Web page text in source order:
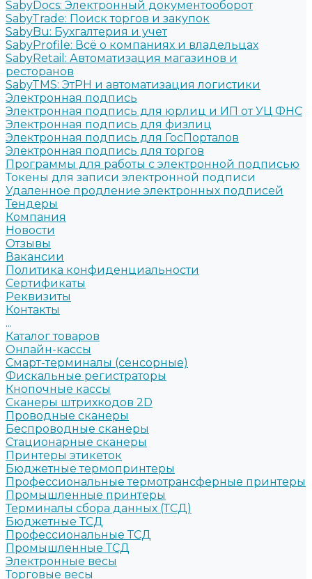
SabyDocs: Электронный документооборот
SabyTrade: Поиск торгов и закупок
SabyBu: Бухгалтерия и учет
SabyProfile: Всё о компаниях и владельцах
SabyRetail: Автоматизация магазинов и
ресторанов
SabyTMS: ЭтРН и автоматизация логистики
Электронная подпись
Электронная подпись для юрлиц и ИП от УЦ ФНС
Электронная подпись для физлиц
Электронная подпись для ГосПорталов
Электронная подпись для торгов
Программы для работы с электронной подписью
Токены для записи электронной подписи
Удаленное продление электронных подписей
Тендеры
Компания
Новости
Отзывы
Вакансии
Политика конфиденциальности
Сертификаты
Реквизиты
Контакты
...
Каталог товаров
Онлайн-кассы
Смарт-терминалы (сенсорные)
Фискальные регистраторы
Кнопочные кассы
Сканеры штрихкодов 2D
Проводные сканеры
Беспроводные сканеры
Стационарные сканеры
Принтеры этикеток
Бюджетные термопринтеры
Профессиональные термотрансферные принтеры
Промышленные принтеры
Терминалы сбора данных (ТСД)
Бюджетные ТСД
Профессиональные ТСД
Промышленные ТСД
Электронные весы
Торговые весы